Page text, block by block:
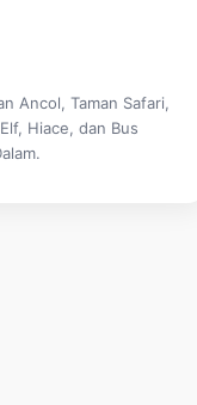
Ancol, Taman Safari,
Hiace, dan Bus